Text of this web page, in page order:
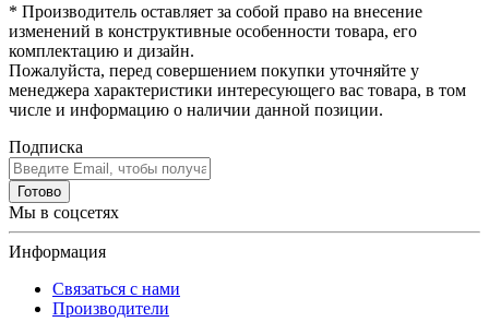
* Производитель оставляет за собой право на внесение
изменений в конструктивные особенности товара, его
комплектацию и дизайн.
Пожалуйста, перед совершением покупки уточняйте у
менеджера характеристики интересующего вас товара, в том
числе и информацию о наличии данной позиции.
Подписка
Готово
Мы в соцсетях
Информация
Связаться с нами
Производители